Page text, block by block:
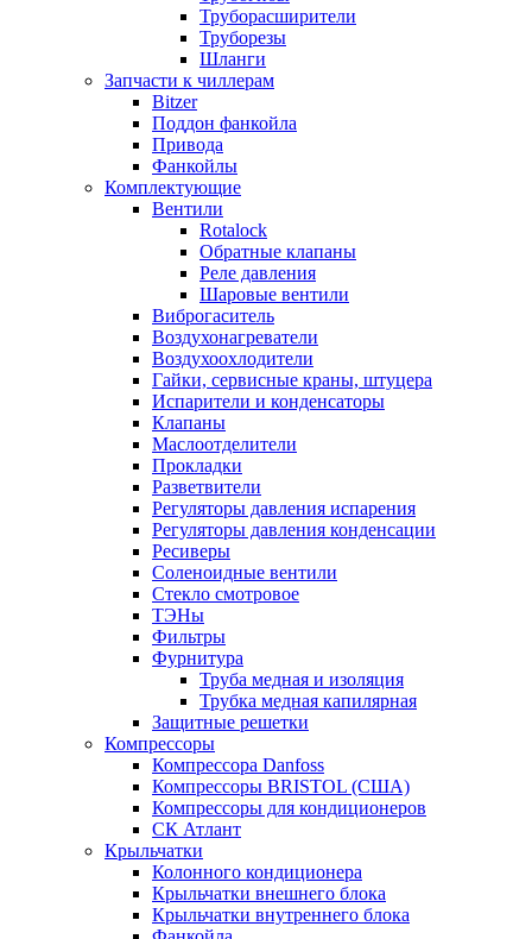
Труборасширители
Труборезы
Шланги
Запчасти к чиллерам
Bitzer
Поддон фанкойла
Привода
Фанкойлы
Комплектующие
Вентили
Rotalock
Обратные клапаны
Реле давления
Шаровые вентили
Виброгаситель
Воздухонагреватели
Воздухоохлодители
Гайки, сервисные краны, штуцера
Испарители и конденсаторы
Клапаны
Маслоотделители
Прокладки
Разветвители
Регуляторы давления испарения
Регуляторы давления конденсации
Ресиверы
Соленоидные вентили
Стекло смотровое
ТЭНы
Фильтры
Фурнитура
Труба медная и изоляция
Трубка медная капилярная
Защитные решетки
Компрессоры
Компрессора Danfoss
Компрессоры BRISTOL (США)
Компрессоры для кондиционеров
СК Атлант
Крыльчатки
Колонного кондиционера
Крыльчатки внешнего блока
Крыльчатки внутреннего блока